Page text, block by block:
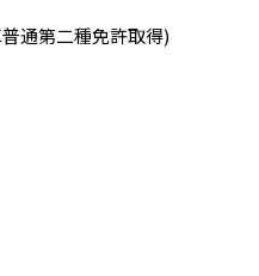
通第二種免許取得)